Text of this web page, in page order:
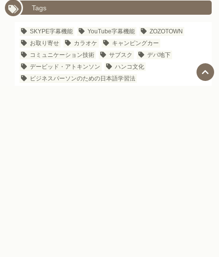
Tags
SKYPE字幕機能 YouTube字幕機能
ZOZOTOWN
お取り寄せ
カラオケ
キャンピングカー
コミュニケーション技術
サブスク
デパ地下
デービッド・アトキンソン
ハンコ文化
ビジネスパーソンのための日本語学習法